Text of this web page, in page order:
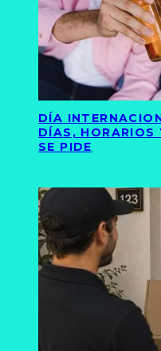
DÍA
DÍAS, HORARIOS
SE PIDE